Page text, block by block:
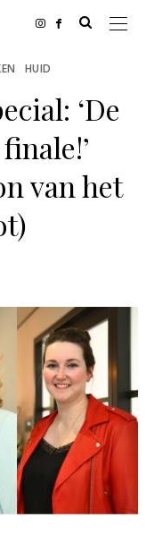
HUID
‘De
van het